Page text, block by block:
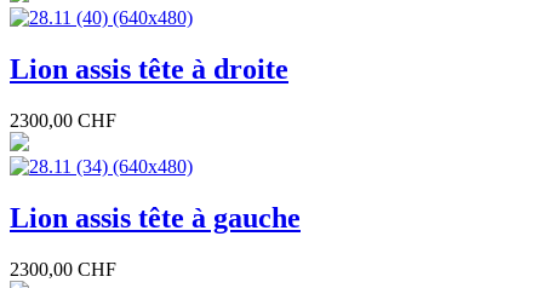
Lion assis tête à droite
2300,00 CHF
Lion assis tête à gauche
2300,00 CHF